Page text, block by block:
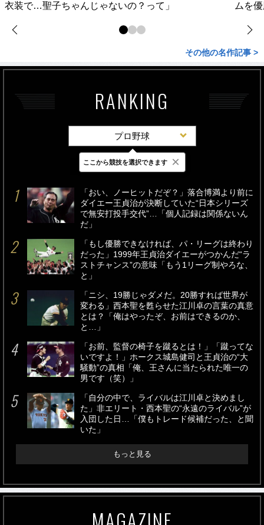
衣装で…聖子ちゃんじゃないの？って」
ムを
その他の名作記事 >
RANKING
プロ野球
最新 24時間 週間
「おい、ノーヒットだぞ？」落合博満より前に
ダイエー王貞治が決断していた“日本シリーズ
で無安打投手交代”…「個人記録は関係ないん
だ」
「もし優勝できなければ、パ・リーグは終わり
だった」1999年王貞治ダイエーがつかんだ“ラ
ストチャンス”の意味「もう1リーグ制やろな、
と」
「ニシ、19勝じゃダメだ。20勝すれば世界が
変わる」西本聖を甦らせた江川卓の言葉の真意
とは？「俺はやったぞ、お前はできるのか、
と…」
「お前、監督の椅子を蹴るとは！」「蹴ってな
いですよ！」ホークス城島健司と王貞治の“大
騒動”の真相「俺、王さんに当たられた唯一の
男です（笑）」
「自分の中で、ライバルは江川卓と決めまし
た」非エリート・西本聖の“永遠のライバル”が
入団した日…「僕もトレード候補だった、と聞
いた」
もっと見る
ここから競技を選択できます ×